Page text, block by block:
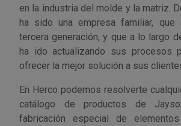
en la industria del molde y la matriz.
ha sido una empresa familiar, que
tercera generación, y que a lo largo
ha ido actualizando sus procesos
ofrecer la mejor solución a sus
En Herco podemos resolverte
catálogo de productos de
fabricación especial de
Outlet Tornilleria
Outlet Transmisiones
Outlet Utillajes y accesorios para
Outlet Ventilación y calefacción